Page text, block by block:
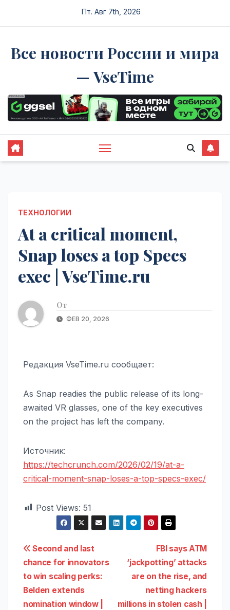
Пт. Авг 7th, 2026
Все новости России и мира
— VseTime
ТЕХНОЛОГИИ
At a critical moment,
Snap loses a top Specs
exec | VseTime.ru
От
ФЕВ 20, 2026
Редакция VseTime.ru сообщает:
As Snap readies the public release of its long-
awaited VR glasses, one of the key executives
on the project has left the company.
Источник:
https://techcrunch.com/2026/02/19/at-a-
critical-moment-snap-loses-a-top-specs-exec/
Post Views: 51
Навигация
по
записям
FBI says ATM
‘jackpotting’ attacks
are on the rise, and
netting hackers
millions in stolen cash |
Second and last
chance for innovators
to win scaling perks:
Belden extends
nomination window |